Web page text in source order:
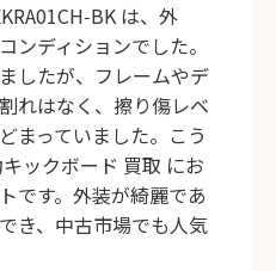
は、外
ンディションでした。
したが、フレームやデ
れはなく、擦り傷レベ
まっていました。こう
ックボード 買取 にお
です。外装が綺麗であ
き、中古市場でも人気